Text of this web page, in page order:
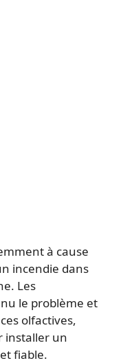
à cause
incendie dans
Les
le problème et
olfactives,
installer un
fiable.